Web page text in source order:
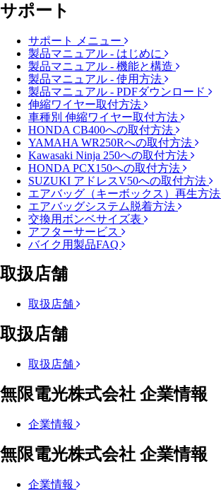
サポート
サポート メニュー
製品マニュアル - はじめに
製品マニュアル - 機能と構造
製品マニュアル - 使用方法
製品マニュアル - PDFダウンロード
伸縮ワイヤー取付方法
車種別 伸縮ワイヤー取付方法
HONDA CB400への取付方法
YAMAHA WR250Rへの取付方法
Kawasaki Ninja 250への取付方法
HONDA PCX150への取付方法
SUZUKI アドレスV50への取付方法
エアバッグ（キーボックス）再生方法
エアバッグシステム脱着方法
交換用ボンベサイズ表
アフターサービス
バイク用製品FAQ
取扱店舗
取扱店舗
取扱店舗
取扱店舗
無限電光株式会社 企業情報
企業情報
無限電光株式会社 企業情報
企業情報